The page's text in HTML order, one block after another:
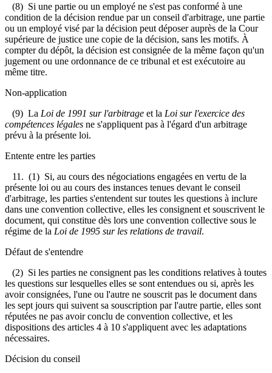
(8) Si une partie ou un employé ne s'est pas conformé à une
condition de la décision rendue par un conseil d'arbitrage, une partie
ou un employé visé par la décision peut déposer auprès de la Cour
supérieure de justice une copie de la décision, sans les motifs. À
compter du dépôt, la décision est consignée de la même façon qu'un
jugement ou une ordonnance de ce tribunal et est exécutoire au
même titre.
Non-application
(9) La Loi de 1991 sur l'arbitrage et la Loi sur l'exercice des
compétences légales ne s'appliquent pas à l'égard d'un arbitrage
prévu à la présente loi.
Entente entre les parties
11. (1) Si, au cours des négociations engagées en vertu de la
présente loi ou au cours des instances tenues devant le conseil
d'arbitrage, les parties s'entendent sur toutes les questions à inclure
dans une convention collective, elles les consignent et souscrivent le
document, qui constitue dès lors une convention collective sous le
régime de la Loi de 1995 sur les relations de travail.
Défaut de s'entendre
(2) Si les parties ne consignent pas les conditions relatives à toutes
les questions sur lesquelles elles se sont entendues ou si, après les
avoir consignées, l'une ou l'autre ne souscrit pas le document dans
les sept jours qui suivent sa souscription par l'autre partie, elles sont
réputées ne pas avoir conclu de convention collective, et les
dispositions des articles 4 à 10 s'appliquent avec les adaptations
nécessaires.
Décision du conseil